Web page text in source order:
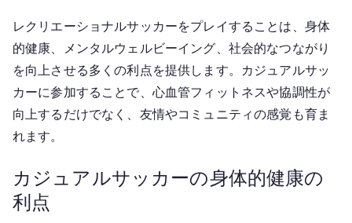
レクリエーショナルサッカーをプレイすることは、身体
的健康、メンタルウェルビーイング、社会的なつながり
を向上させる多くの利点を提供します。カジュアルサッ
カーに参加することで、心血管フィットネスや協調性が
向上するだけでなく、友情やコミュニティの感覚も育ま
れます。
カジュアルサッカーの身体的健康の
利点